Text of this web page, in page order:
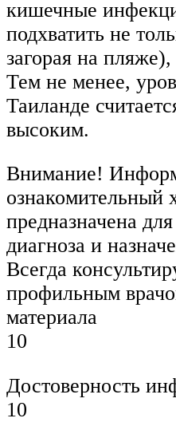
кишечные
подхватить не
загорая на
Тем не менее,
Таиланде
высоким.
Внимание!
ознакомительный
предназначена
диагноза и
Всегда
профильным
материала
10
Достоверность
10